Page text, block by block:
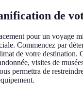
de
pour un voyage
Commencez par
de votre destination.
visites de
permettra de